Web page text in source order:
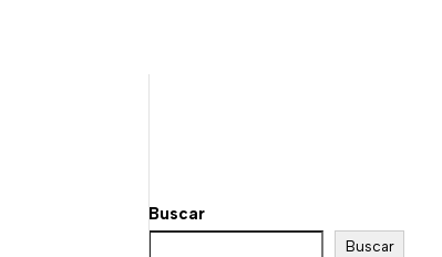
Buscar
Buscar